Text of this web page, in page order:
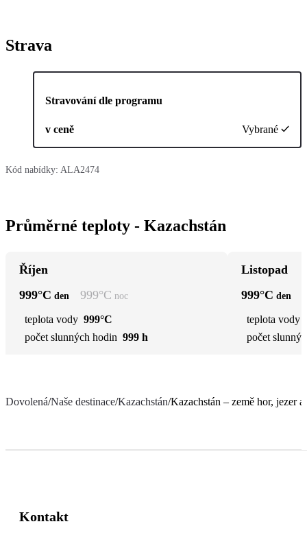
Strava
Stravování dle programu
v ceně Vybrané
Kód nabídky: ALA2474
Průměrné teploty - Kazachstán
Říjen
999°C den 999°C noc
teplota vody 999°C
počet slunných hodin 999 h
Listopad
999°C den
teplota vody
počet
Dovolená/Naše destinace/Kazachstán/Kazachstán – země hor, jezer
Kontakt